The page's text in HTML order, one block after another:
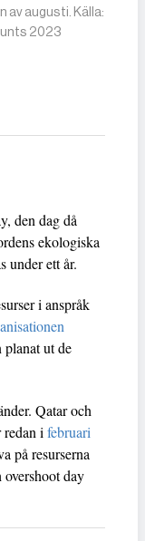
av augusti. Källa:
2023
den dag då
ekologiska
under ett år.
i anspråk
planat ut de
Qatar och
redan ifebruari
på resurserna
day